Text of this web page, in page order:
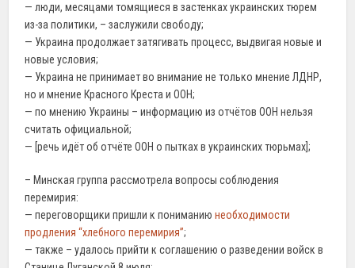
— люди, месяцами томящиеся в застенках украинских тюрем
из-за политики, – заслужили свободу;
— Украина продолжает затягивать процесс, выдвигая новые и
новые условия;
— Украина не принимает во внимание не только мнение ЛДНР,
но и мнение Красного Креста и ООН;
— по мнению Украины – информацию из отчётов ООН нельзя
считать официальной;
— [речь идёт об отчёте ООН о пытках в украинских тюрьмах];
– Минская группа рассмотрела вопросы соблюдения
перемирия:
— переговорщики пришли к пониманиюнеобходимости
продления “хлебного перемирия”;
— также – удалось прийти к соглашению о разведении войск в